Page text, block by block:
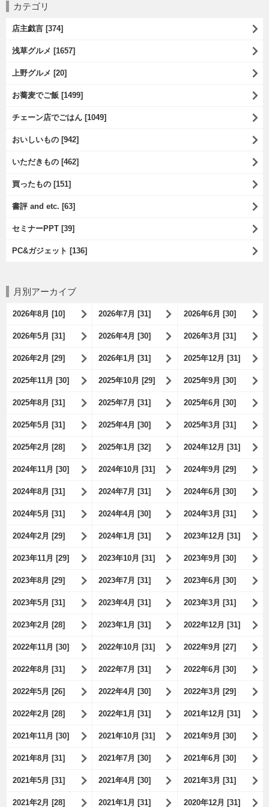
カテゴリ
店主戯言 [374]
浅草グルメ [1657]
上野グルメ [20]
お蕎麦でご飯 [1499]
チェーン店でごはん [1049]
おいしいもの [942]
いただきもの [462]
買ったもの [151]
書評 and etc. [63]
セミナーPPT [39]
PC&ガジェット [136]
月別アーカイブ
2026年8月 [10] 2026年7月 [31] 2026年6月 [30]
2026年5月 [31] 2026年4月 [30] 2026年3月 [31]
2026年2月 [29] 2026年1月 [31] 2025年12月 [31]
2025年11月 [30] 2025年10月 [29] 2025年9月 [30]
2025年8月 [31] 2025年7月 [31] 2025年6月 [30]
2025年5月 [31] 2025年4月 [30] 2025年3月 [31]
2025年2月 [28] 2025年1月 [32] 2024年12月 [31]
2024年11月 [30] 2024年10月 [31] 2024年9月 [29]
2024年8月 [31] 2024年7月 [31] 2024年6月 [30]
2024年5月 [31] 2024年4月 [30] 2024年3月 [31]
2024年2月 [29] 2024年1月 [31] 2023年12月 [31]
2023年11月 [29] 2023年10月 [31] 2023年9月 [30]
2023年8月 [29] 2023年7月 [31] 2023年6月 [30]
2023年5月 [31] 2023年4月 [31] 2023年3月 [31]
2023年2月 [28] 2023年1月 [31] 2022年12月 [31]
2022年11月 [30] 2022年10月 [31] 2022年9月 [27]
2022年8月 [31] 2022年7月 [31] 2022年6月 [30]
2022年5月 [26] 2022年4月 [30] 2022年3月 [29]
2022年2月 [28] 2022年1月 [31] 2021年12月 [31]
2021年11月 [30] 2021年10月 [31] 2021年9月 [30]
2021年8月 [31] 2021年7月 [30] 2021年6月 [30]
2021年5月 [31] 2021年4月 [30] 2021年3月 [31]
2021年2月 [28] 2021年1月 [31] 2020年12月 [31]